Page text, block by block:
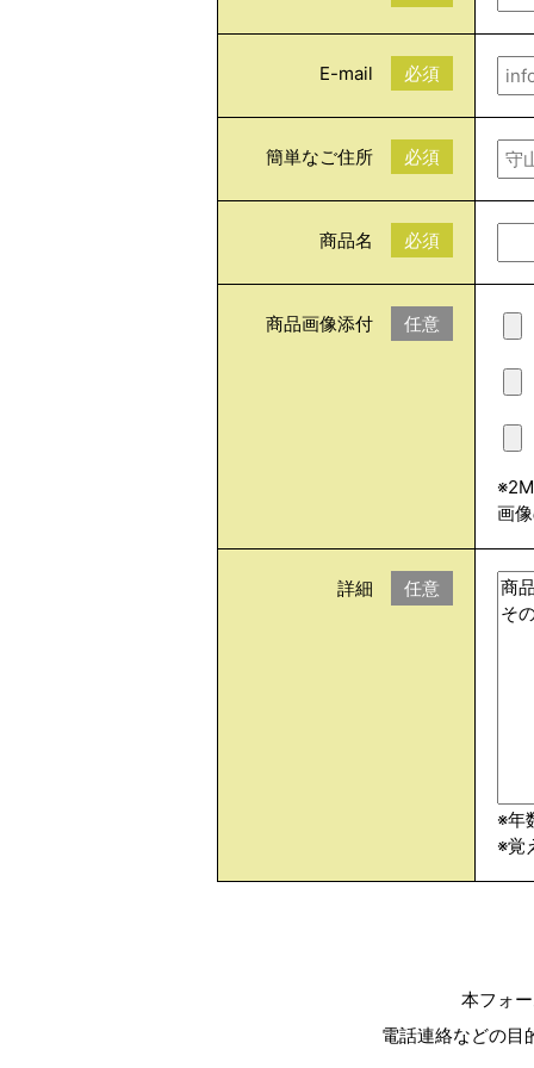
E-mail 必須
簡単なご住所 必須
商品名 必須
商品画像添付 任意
画
詳細 任意
※年
※覚
本フォ
電話連絡などの目